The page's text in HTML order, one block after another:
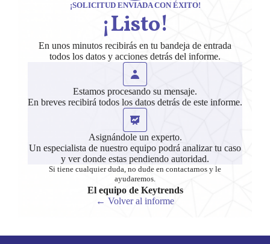
¡SOLICITUD ENVIADA CON ÉXITO!
¡Listo!
En unos minutos recibirás en tu bandeja de entrada
todos los datos y acciones detrás del informe.
Estamos procesando su mensaje.
En breves recibirá todos los datos detrás de este informe.
Asignándole un experto.
Un especialista de nuestro equipo podrá analizar tu caso
y ver donde estas pendiendo autoridad.
Si tiene cualquier duda, no dude en contactarnos y le
ayudaremos.
El equipo de Keytrends
← Volver al informe